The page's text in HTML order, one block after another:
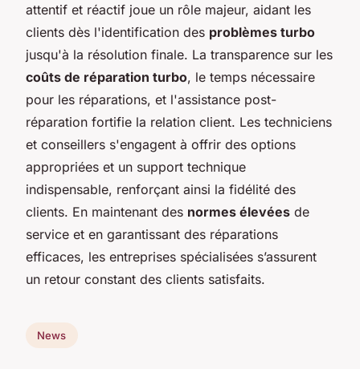
attentif et réactif joue un rôle majeur, aidant les
clients dès l'identification des problèmes turbo
jusqu'à la résolution finale. La transparence sur les
coûts de réparation turbo, le temps nécessaire
pour les réparations, et l'assistance post-
réparation fortifie la relation client. Les techniciens
et conseillers s'engagent à offrir des options
appropriées et un support technique
indispensable, renforçant ainsi la fidélité des
clients. En maintenant des normes élevées de
service et en garantissant des réparations
efficaces, les entreprises spécialisées s’assurent
un retour constant des clients satisfaits.
News